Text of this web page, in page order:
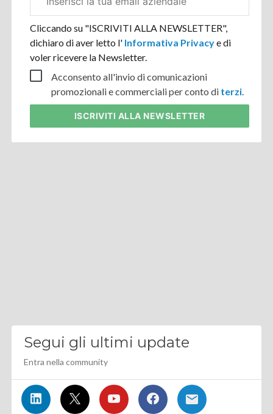
aziendale
Cliccando su "ISCRIVITI ALLA NEWSLETTER",
dichiaro di aver letto l' Informativa Privacye di
voler ricevere la Newsletter.
Acconsento all'invio di comunicazioni
promozionali e commerciali per conto di terzi.
ISCRIVITI ALLA NEWSLETTER
Segui gli ultimi update
Entra nella community